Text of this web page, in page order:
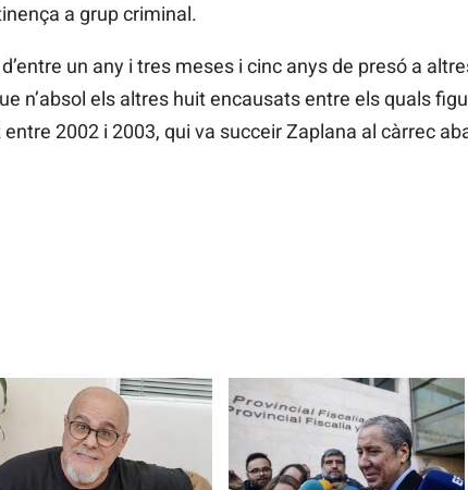
a grup criminal.
un any i tres meses i cinc anys de presó a
n’absol els altres huit encausats entre els quals
2002 i 2003, qui va succeir Zaplana al càrrec